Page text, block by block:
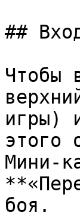
##
Чтобы
игры)
этого
Мини-
боя.